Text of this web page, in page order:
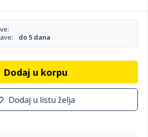
do 5 dana
Dodaj u korpu
Dodaj u listu želja